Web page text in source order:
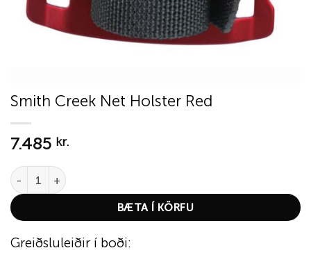
Smith Creek Net Holster Red
7.485 kr.
Smith Creek Net Holster Red quantity
BÆTA Í KÖRFU
Greiðsluleiðir í boði: